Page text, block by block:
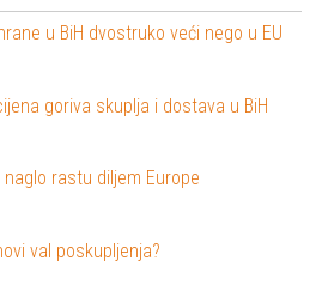
u BiH dvostruko veći nego u EU
goriva skuplja i dostava u BiH
naglo rastu diljem Europe
val poskupljenja?